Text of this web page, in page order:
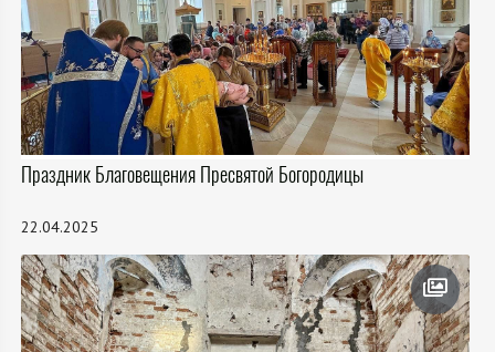
Праздник Благовещения Пресвятой Богородицы
22.04.2025